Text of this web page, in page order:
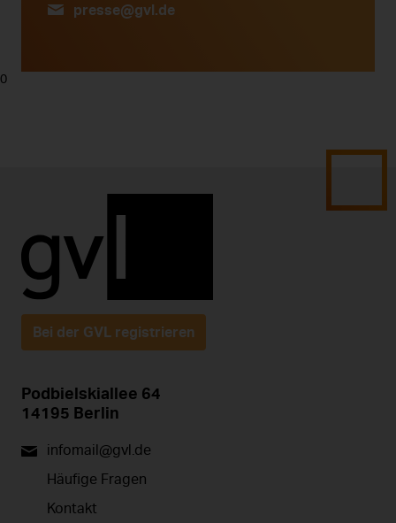
presse@gvl.de
0
Bei der GVL registrieren
Podbielskiallee 64
14195 Berlin
infomail@gvl.de
Häufige Fragen
Kontakt